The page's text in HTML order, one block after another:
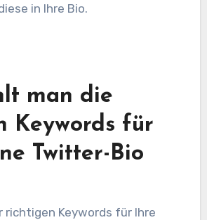
in Ihre Bio.
man die
Keywords für
Twitter-Bio
richtigen Keywords für Ihre